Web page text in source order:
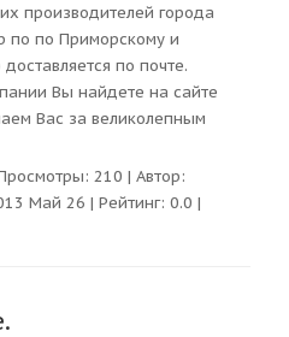
производителей города
по по Приморскому и
по почте.
Вы найдете на сайте
Вас за великолепным
210 | Автор:
Май 26 | Рейтинг: 0.0 |